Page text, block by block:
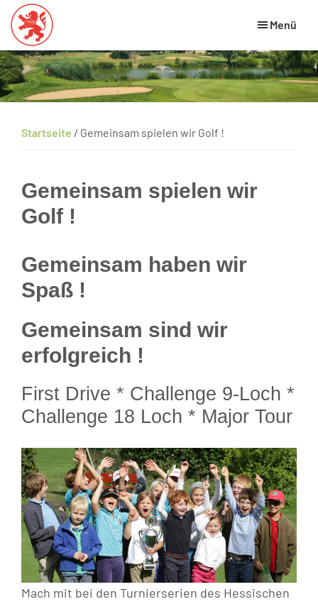
Skip
to
main
content
Zur
Hauptsidebar
springen
Zur
Fußzeile
springen
Hessischer
Golfverband
HGV
Website
Menü
Startseite / Gemeinsam spielen wir Golf !
Gemeinsam spielen wir
Golf !
Gemeinsam haben wir
Spaß !
Gemeinsam sind wir
erfolgreich !
First Drive * Challenge 9-Loch *
Challenge 18 Loch * Major Tour
Mach mit bei den Turnierserien des Hessischen